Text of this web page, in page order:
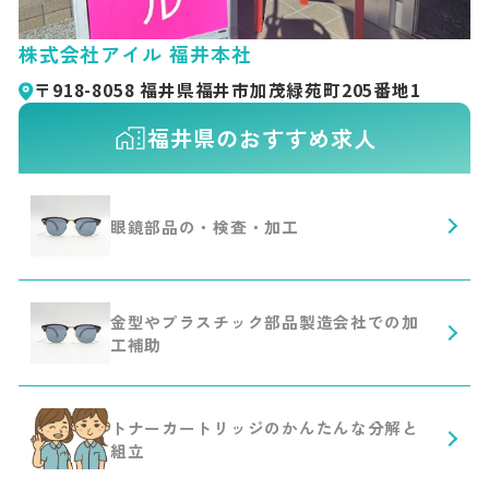
株式会社アイル 福井本社
〒918-8058 福井県福井市加茂緑苑町205番地1
福井県のおすすめ求人
眼鏡部品の・検査・加工
金型やプラスチック部品製造会社での加
工補助
トナーカートリッジのかんたんな分解と
組立